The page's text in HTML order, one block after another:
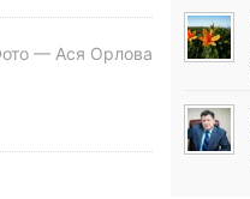
— Ася Орлова